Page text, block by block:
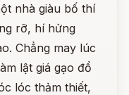
nhà giàu bố thí
rỡ, hí hửng
Chẳng may lúc
lật giá gạo đổ
lóc thảm thiết,